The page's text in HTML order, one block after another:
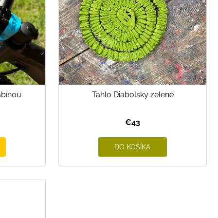
Tahlo Diabolsky zelené
€43
DO KOŠÍKA